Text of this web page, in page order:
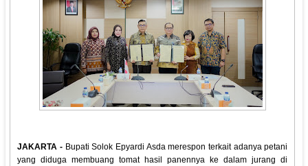
JAKARTA - Bupati Solok Epyardi Asda merespon terkait adanya petani
yang diduga membuang tomat hasil panennya ke dalam jurang di